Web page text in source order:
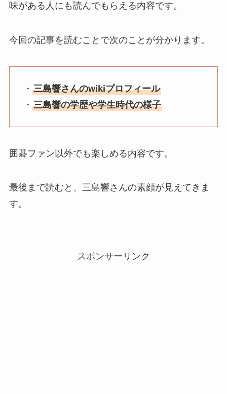
味がある人にも読んでもらえる内容です。
今回の記事を読むことで次のことが分かります。
・ 三島響さんのwikiプロフィール
・ 三島響の学歴や学生時代の様子
囲碁ファン以外でも楽しめる内容です。
最後まで読むと、三島響さんの素顔が見えてきま
す。
スポンサーリンク